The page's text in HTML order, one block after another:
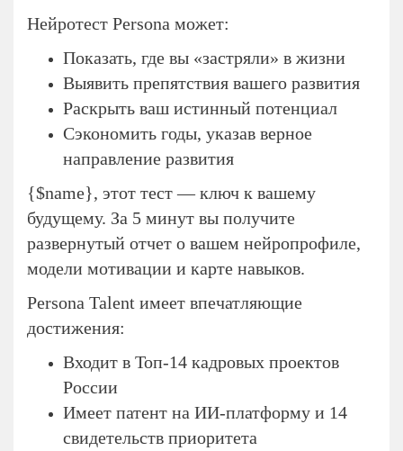
Нейротест Persona может:
Показать, где вы «застряли» в жизни
Выявить препятствия вашего развития
Раскрыть ваш истинный потенциал
Сэкономить годы, указав верное
направление развития
{$name}, этот тест — ключ к вашему
будущему. За 5 минут вы получите
развернутый отчет о вашем нейропрофиле,
модели мотивации и карте навыков.
Persona Talent имеет впечатляющие
достижения:
Входит в Топ-14 кадровых проектов
России
Имеет патент на ИИ-платформу и 14
свидетельств приоритета